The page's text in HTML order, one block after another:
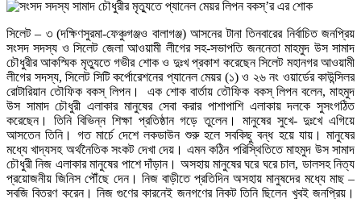
সিলেট – ৩ (দক্ষিণসুরমা-ফেঞ্চুগঞ্জও বালাগঞ্জ) আসনের টানা তিনবারের নির্বাচিত জনপ্রিয়
সংসদ সদস্য ও সিলেট জেলা আওয়ামী লীগের সহ-সভাপতি জননেতা মাহমুদ উস সামাদ
চৌধুরীর আকস্মিক মৃত্যুতে গভীর শোক ও দুঃখ প্রকাশ করেছেন সিলেট মহানগর আওয়ামী
লীগের সদস্য, সিলেট সিটি কর্পোরেশনের প্যানেল মেয়র (১) ও ২৬ নং ওয়ার্ডের কাউন্সিলর
রোটারিয়ান তৌফিক বকস্ লিপন। এক শোক বার্তায় তৌফিক বকস্ লিপন বলেন, মাহমুদ
উস সামাদ চৌধুরী এলাকার মানুষের সেবা করার পাশাপাশি এলাকায় দলকে সুসংগঠিত
করেছেন। তিনি বিভিন্ন শিক্ষা প্রতিষ্ঠান গড়ে তুলেন। মানুষের সুখে- দুঃখে এগিয়ে
আসতেন তিনি। গত মার্চে দেশে লকডাউন শুরু হলে সবকিছু বন্ধ হয়ে যায়। মানুষের
মধ্যে খাদ্যসহ অর্থনৈতিক সংকট দেখা দেয়। এমন কঠিন পরিস্থিতিতে মাহমুদ উস সামাদ
চৌধুরী নিজ এলাকার মানুষের পাশে দাঁড়ান। অসহায় মানুষের ঘরে ঘরে চাল, ডালসহ নিত্য
প্রয়োজনীয় জিনিস পৌঁছে দেন। নিজ বাড়ীতে প্রতিদিন অসহায় মানুষদের মধ্যে মাছ –
সবজি বিতরণ করেন। নিজ গুণের কারনেই জনগণের নিকট তিনি ছিলেন খুবই জনপ্রিয়।